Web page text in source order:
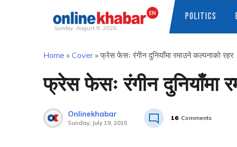
Sunday, August 9, 2026
POLITICS
Home » Cover» फ्रेस फेसः रंगीन दुनियाँमा रमाउने कल्पनाको रहर
फ्रेस फेसः रंगीन दुनियाँमा
Onlinekhabar
Sunday, July 19, 2015
16 Comments